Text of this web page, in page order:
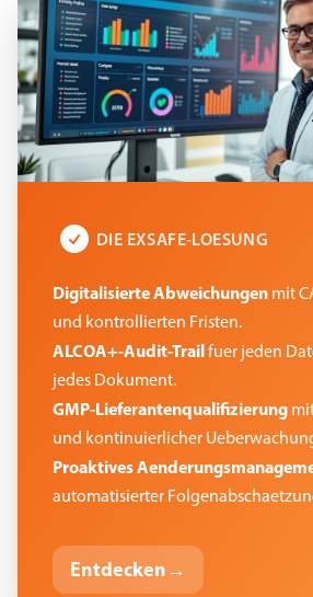
DIE EXSAFE-LOESUNG
Digitalisierte Abweichungen mit
und kontrollierten Fristen.
ALCOA+-Audit-Trailfuer jeden
jedes Dokument.
GMP-Lieferantenqualifizierung
und kontinuierlicher
Proaktives
automatisierter
Entdecken→